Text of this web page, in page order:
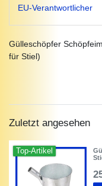
EU-Verantwortlicher
Gülleschöpfer
für Stiel)
Zuletzt angesehen
Top-Artikel